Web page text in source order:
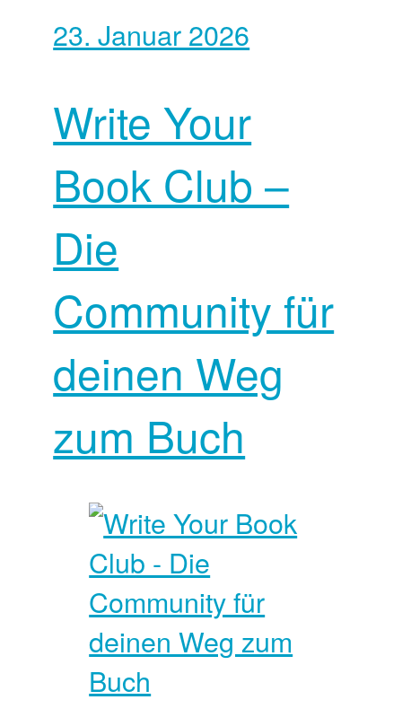
23. Januar 2026
Write Your
Book Club –
Die
Community für
deinen Weg
zum Buch